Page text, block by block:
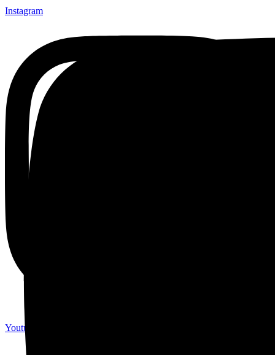
Instagram
Youtube